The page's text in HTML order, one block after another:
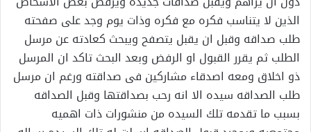
الذين لا يتناسب فكره مع فكره وذات يوم وجد على صفحته
طلب صداقه وقبل ان يقبل يتصفح ويبحث كعادته عن مرسل
الطلب ثم يقرر القبول او الرفض وبعد البحث تاكد ان المرسل
ذو اخلاق ومعه اصدقاء مشاركين فى صداقته ورغم ان مرسل
طلب الصداقه سيده الا انه رحب بصداقتها وقبل الصداقه
بسبب ما تقدمه تلك السيده من منشورات ذات اهميه